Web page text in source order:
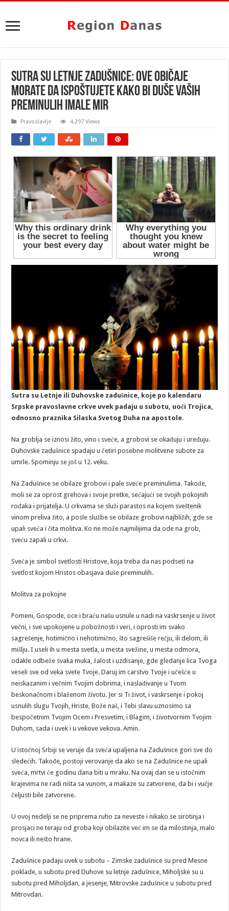
SUTRA SU LETNJE ZADUŠNICE: Ove običaje
morate da ispoštujete kako bi duše vaših
preminulih imale mir
Pravoslavlje 4,297 Views
Sutra su Letnje ili Duhovske zadušnice, koje po kalendaru
Srpske pravoslavne crkve uvek padaju u subotu, uoči Trojica,
odnosno praznika Silaska Svetog Duha na apostole.
Na groblja se iznosi žito, vino i sveće, a grobovi se okađuju i uređuju.
Duhovske zadušnice spadaju u četiri posebne molitvene subote za
umrle. Spominju se još u 12. veku.
Na Zadušnice se obilaze grobovi i pale sveće preminulima. Takođe,
moli se za oprost grehova i svoje pretke, sećajući se svojih pokojnih
rođaka i prijatelja. U crkvama se služi parastos na kojem sveštenik
vinom preliva žito, a posle službe se obilaze grobovi najbližih, gde se
upali sveća i čita molitva. Ko ne može najmilijima da ode na grob,
sveću zapali u crkvi.
Sveća je simbol svetlosti Hristove, koja treba da nas podseti na
svetlost kojom Hristos obasjava duše preminulih.
Molitva za pokojne
Pomeni, Gospode, oce i braću našu usnule u nadi na vaskrsenje u život
večni, i sve upokojene u pobožnosti i veri, i oprosti im svako
sagrešenje, hotimično i nehotimično, što sagrešiše rečju, ili delom, ili
mišlju. I useli ih u mesta svetla, u mesta svežine, u mesta odmora,
odakle odbeže svaka muka, žalost i uzdisanje, gde gledanje lica Tvoga
veseli sve od veka svete Tvoje. Daruj im carstvo Tvoje i učešće u
neiskazanim i večnim Tvojim dobrima, i naslađivanje u Tvom
beskonačnom i blaženom životu. Jer si Ti život, i vaskrsenje i pokoj
usnulih slugu Tvojih, Hriste, Bože naš, i Tebi slavu uznosimo sa
bespočetnim Tvojim Ocem i Presvetim, i Blagim, i životvornim Tvojim
Duhom, sada i uvek i u vekove vekova. Amin.
U istočnoj Srbiji se veruje da sveća upaljena na Zadušnice gori sve do
sledećih. Takođe, postoji verovanje da ako se na Zadušnice ne upali
sveća, mrtvi će godinu dana biti u mraku. Na ovaj dan se u istočnim
krajevima ne radi ništa sa vunom, a makaze su zatvorene, da bi i vučje
čeljusti bile zatvorene.
U ovoj nedelji se ne priprema ruho za neveste i nikako se sirotinja i
prosjaci ne teraju od groba koji obilazite već im se da milostinja, malo
novca ili nešto hrane.
Zadušnice padaju uvek u subotu – Zimske zadušnice su pred Mesne
poklade, u subotu pred Duhove su letnje zadušnice, Miholjske su u
subotu pred Miholjdan, a jesenje, Mitrovske zadušnice u subotu pred
Mitrovdan.